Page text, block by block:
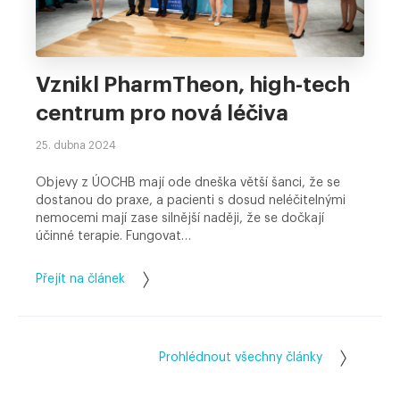
Vznikl PharmTheon, high-tech
centrum pro nová léčiva
25. dubna 2024
Objevy z ÚOCHB mají ode dneška větší šanci, že se
dostanou do praxe, a pacienti s dosud neléčitelnými
nemocemi mají zase silnější naději, že se dočkají
účinné terapie. Fungovat…
Přejít na článek
Prohlédnout všechny články